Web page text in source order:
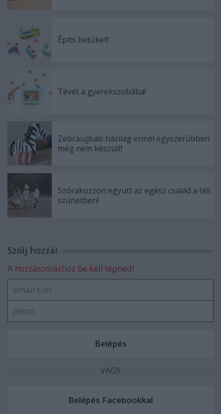
Építs betűket!
Tévét a gyerekszobába!
Zebraujjbáb házilag ennél egyszerűbben
még nem készült!
Szórakozzon együtt az egész család a téli
szünetben!
Szólj hozzá!
A hozzászóláshoz be kell lépned!
VAGY